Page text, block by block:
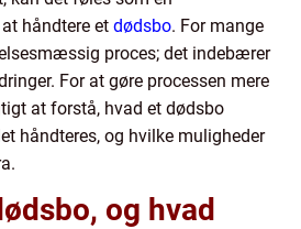
håndtere et dødsbo. For mange
proces; det indebærer
For at gøre processen mere
at forstå, hvad et dødsbo
håndteres, og hvilke muligheder
og hvad